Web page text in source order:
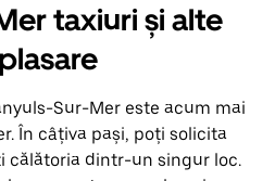
taxiuri și alte
Sur-Mer este acum mai
În câțiva pași, poți solicita
călătoria dintr-un singur loc.